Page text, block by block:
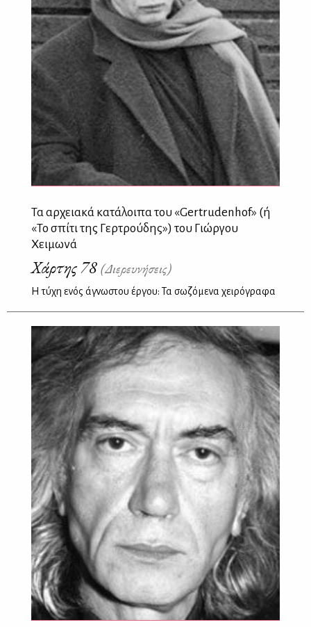
Τα αρχειακά κατάλοιπα του «Gertrudenhof» (ή
«Το σπίτι της Γερτρούδης») του Γιώργου
Χειμωνά
Χάρτης 78 (Διερευνήσεις)
Η τύχη ενός άγνωστου έργου: Τα σωζόμενα χειρόγραφα